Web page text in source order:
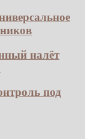
налёт
под